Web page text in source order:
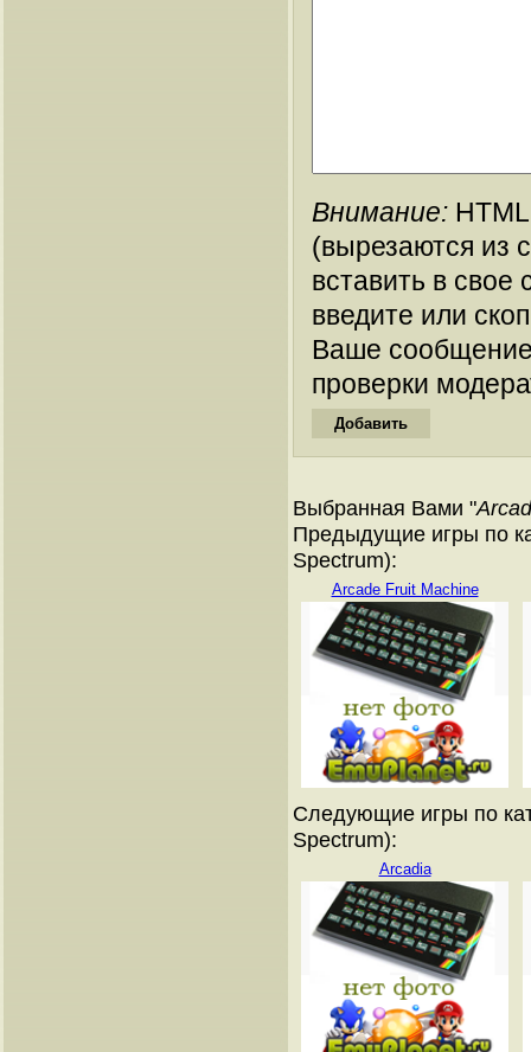
Внимание:
(вырезаются из
вставить в
введите или
Ваше
проверки
Выбранная Вами "
Предыдущие игры по
Spectrum):
Arcade Fruit Machine
Следующие игры по
Spectrum):
Arcadia